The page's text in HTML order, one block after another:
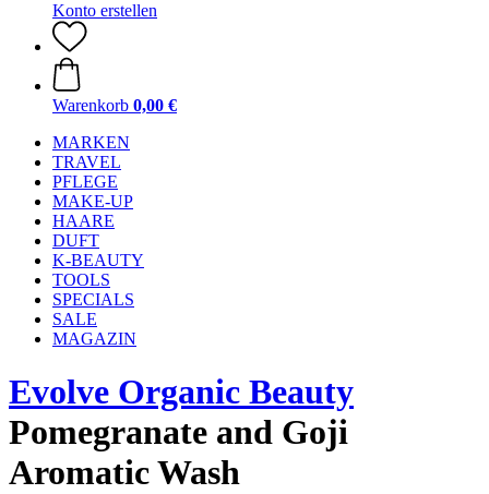
Konto erstellen
Warenkorb 0,00 €
MARKEN
TRAVEL
PFLEGE
MAKE-UP
HAARE
DUFT
K-BEAUTY
TOOLS
SPECIALS
SALE
MAGAZIN
Evolve Organic Beauty
Pomegranate and Goji
Aromatic Wash